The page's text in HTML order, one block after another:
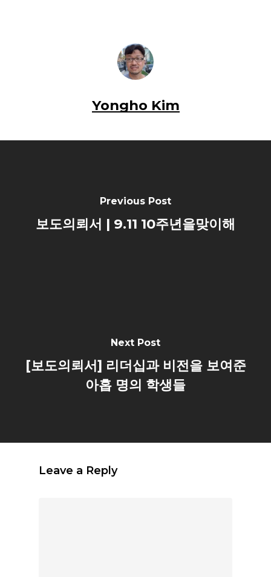
Yongho Kim
Previous Post
보도의뢰서 | 9.11 10주년을맞이해
Next Post
[보도의뢰서] 리더십과 비전을 보여준
아홉 명의 학생들
Leave a Reply